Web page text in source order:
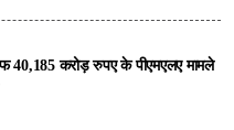
40,185 करोड़ रुपए के पीएमएलए मामले